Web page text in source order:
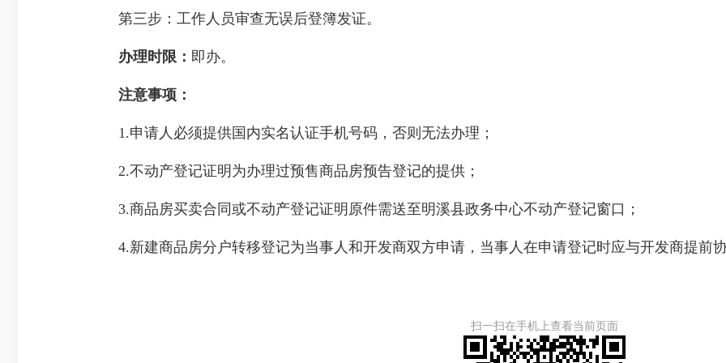
第三步：工作人员审查无误后登簿发证。
办理时限： 即办。
注意事项：
1.申请人必须提供国内实名认证手机号码，否则无法办理；
2.不动产登记证明为办理过预售商品房预告登记的提供；
3.商品房买卖合同或不动产登记证明原件需送至明溪县政务中心不动产登记窗口；
4.新建商品房分户转移登记为当事人和开发商双方申请，当事人在申请登记时应与开发商提前
扫一扫在手机上查看当前页面